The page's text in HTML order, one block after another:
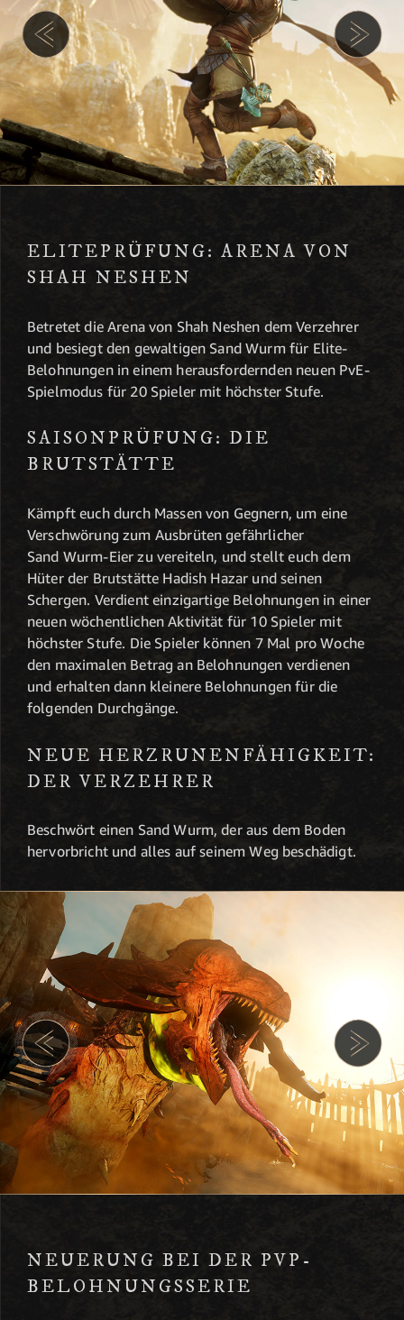
ELITEPRÜFUNG: ARENA VON
SHAH NESHEN
Betretet die Arena von Shah Neshen dem Verzehrer
und besiegt den gewaltigen Sand Wurm für Elite-
Belohnungen in einem herausfordernden neuen PvE-
Spielmodus für 20 Spieler mit höchster Stufe.
SAISONPRÜFUNG: DIE
BRUTSTÄTTE
Kämpft euch durch Massen von Gegnern, um eine
Verschwörung zum Ausbrüten gefährlicher
Sand Wurm-Eier zu vereiteln, und stellt euch dem
Hüter der Brutstätte Hadish Hazar und seinen
Schergen. Verdient einzigartige Belohnungen in einer
neuen wöchentlichen Aktivität für 10 Spieler mit
höchster Stufe. Die Spieler können 7 Mal pro Woche
den maximalen Betrag an Belohnungen verdienen
und erhalten dann kleinere Belohnungen für die
folgenden Durchgänge.
NEUE HERZRUNENFÄHIGKEIT:
DER VERZEHRER
Beschwört einen Sand Wurm, der aus dem Boden
hervorbricht und alles auf seinem Weg beschädigt.
NEUERUNG BEI DER PVP-
BELOHNUNGSSERIE